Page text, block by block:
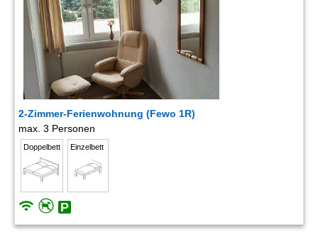
2-Zimmer-Ferienwohnung (Fewo 1R)
max. 3 Personen
Doppelbett Einzelbett